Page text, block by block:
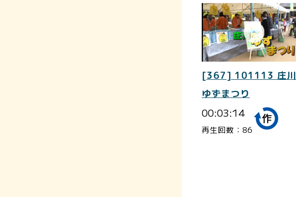
[367] 101113 庄川
ゆずまつり
00:03:14
再生回数：86